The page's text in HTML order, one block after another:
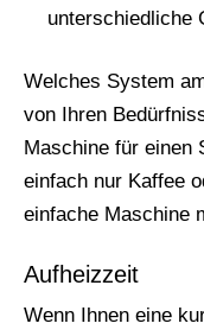
unterschiedliche
Welches System
von Ihren
Maschine für einen
einfach nur Kaffee
einfache Maschine
Aufheizzeit
Wenn Ihnen eine